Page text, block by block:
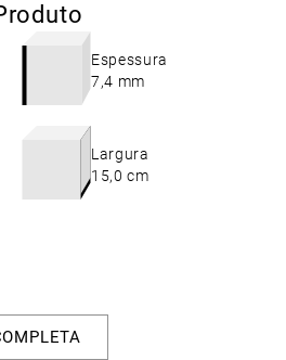
Espessura
7,4 mm
Largura
15,0 cm